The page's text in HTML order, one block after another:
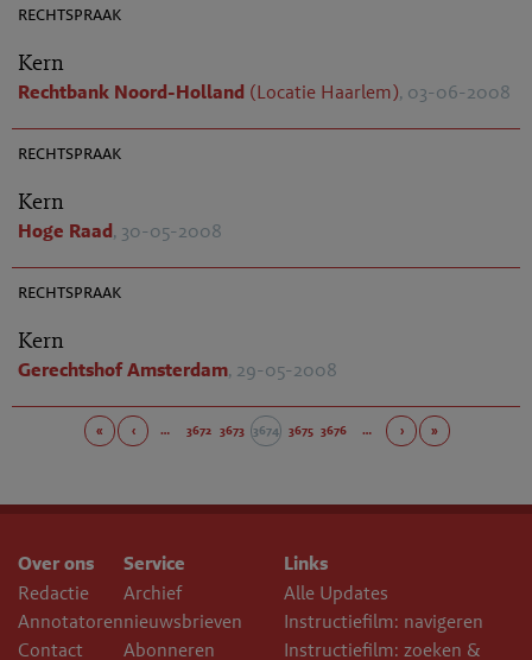
rechtspraak
Kern
Rechtbank Noord-Holland (Locatie Haarlem), 03-06-2008
rechtspraak
Kern
Hoge Raad, 30-05-2008
rechtspraak
Kern
Gerechtshof Amsterdam, 29-05-2008
« ‹ … 3672 3673 3674 3675 3676 … › »
Over ons
Redactie
Annotatoren
Contact
Service
Archief
nieuwsbrieven
Abonneren
Links
Alle Updates
Instructiefilm: navigeren
Instructiefilm: zoeken &